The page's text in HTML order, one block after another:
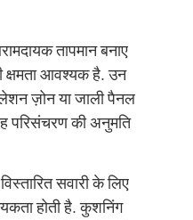
तापमान बनाए
क्षमता आवश्यक है. उन
ज़ोन या जाली पैनल
परिसंचरण की अनुमति
सवारी के लिए
होती है. कुशनिंग